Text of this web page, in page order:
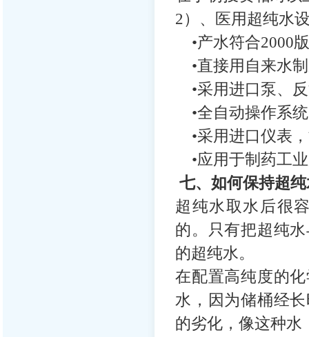
2）、医用超纯水
•产水符合2000
•直接用自来水
•采用进口泵、
•全自动操作系
•采用进口仪表
•应用于制药工
七、如何保持超
超纯水取水后很
的。只有把超纯
的超纯水。
在配置高纯度的
水，因为储桶经
的劣化，像这种水